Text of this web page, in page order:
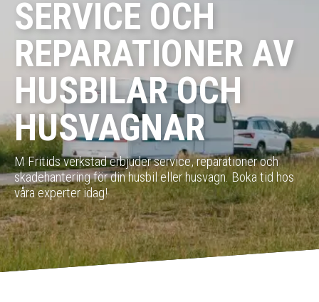
SERVICE OCH
REPARATIONER AV
HUSBILAR OCH
HUSVAGNAR
M Fritids verkstad erbjuder service, reparationer och
skadehantering för din husbil eller husvagn. Boka tid hos
våra experter idag!